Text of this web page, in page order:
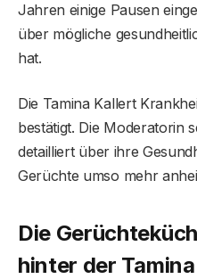
Jahren einige Pausen
über mögliche
hat.
Die Tamina Kallert
bestätigt. Die Moderatorin
detailliert über ihre
Gerüchte umso mehr
Die
hinter der